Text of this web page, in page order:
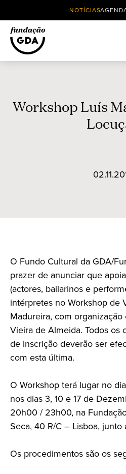
NOTÍCIAS
Workshop Luís
O Fundo Cultural da GDA/
prazer de anunciar que
(actores, bailarinos e
intérpretes no Workshop de
Madureira, com
Vieira de Almeida. Todos os
de inscrição deverão ser
com esta última.
O Workshop terá lugar no
nos dias 3, 10 e 17 de
20h00 / 23h00, na
Seca, 40 R/C – Lisboa, junto
Os procedimentos são os